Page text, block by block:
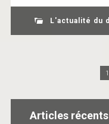
L'actualité du
1
Articles récents